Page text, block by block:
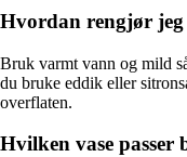
Hvordan rengjør jeg
Bruk varmt vann og mild
du bruke eddik eller
overflaten.
Hvilken vase passer